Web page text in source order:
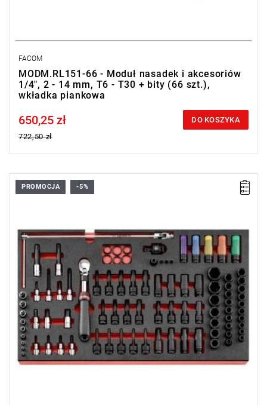
FACOM
MODM.RL151-66 - Moduł nasadek i akcesoriów
1/4", 2 - 14 mm, T6 - T30 + bity (66 szt.),
wkładka piankowa
Price tax included
650,25 zł
722,50 zł
DO KOSZYKA
• Zakres zestawu: 5 - 32 mm, T20 - T70, E6 - E24, M7 - M18
• Grzechotka: SXL.161B
PROMOCJA -5%